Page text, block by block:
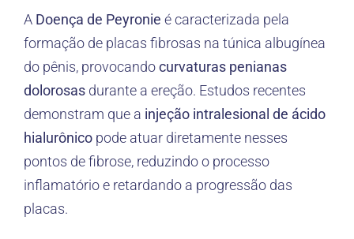
A Doença de Peyronie é caracterizada pela
formação de placas fibrosas na túnica albugínea
do pênis, provocandocurvaturas penianas
dolorosasdurante a ereção. Estudos recentes
demonstram que a injeção intralesional de ácido
hialurônicopode atuar diretamente nesses
pontos de fibrose, reduzindo o processo
inflamatório e retardando a progressão das
placas.